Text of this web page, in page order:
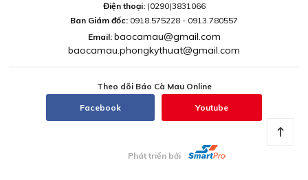
Điện thoại: (0290)3831066
Ban Giám đốc: 0918.575228 - 0913.780557
Email: baocamau@gmail.com
baocamau.phongkythuat@gmail.com
Theo dõi Báo Cà Mau Online
Facebook Youtube
Phát triển bởi